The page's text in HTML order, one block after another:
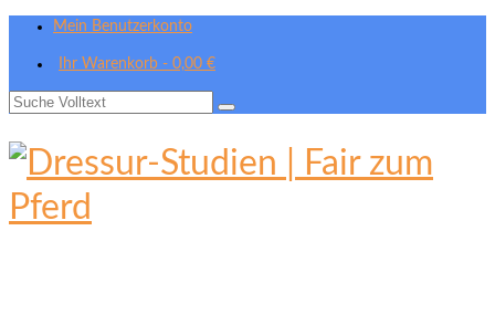
Mein Benutzerkonto
Ihr Warenkorb - 0,00 €
Suche